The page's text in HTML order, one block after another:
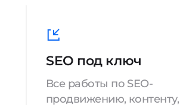
SEO под ключ
Все работы по SEO-
продвижению, контенту,